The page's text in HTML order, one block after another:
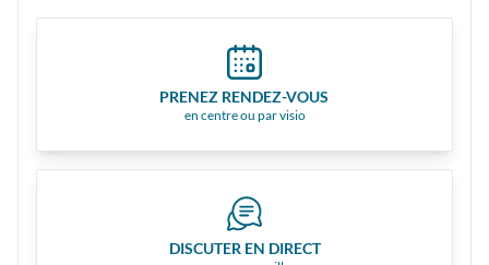
PRENEZ RENDEZ-VOUS
en centre ou par visio
DISCUTER EN DIRECT